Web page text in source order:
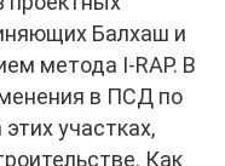
Балхаш и
метода I-RAP. В
в ПСД по
участках,
Как